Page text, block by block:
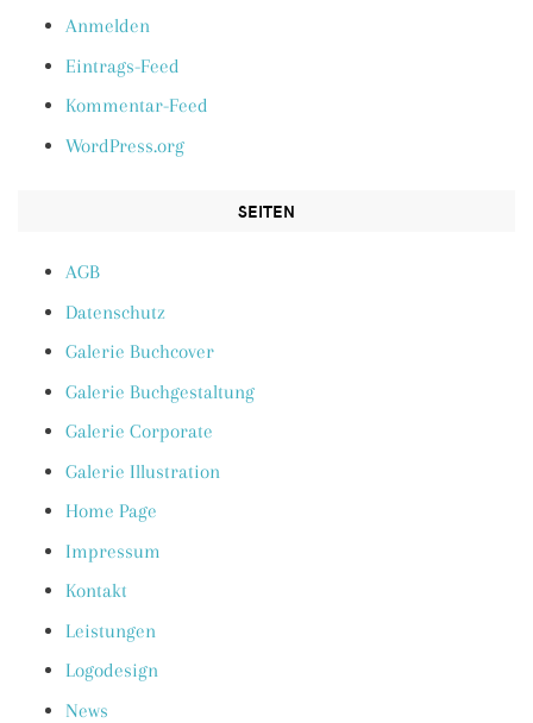
Anmelden
Eintrags-Feed
Kommentar-Feed
WordPress.org
SEITEN
AGB
Datenschutz
Galerie Buchcover
Galerie Buchgestaltung
Galerie Corporate
Galerie Illustration
Home Page
Impressum
Kontakt
Leistungen
Logodesign
News